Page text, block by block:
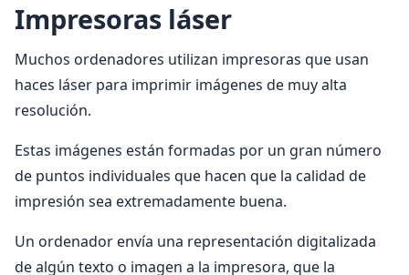
Impresoras láser
Muchos ordenadores utilizan impresoras que usan
haces láser para imprimir imágenes de muy alta
resolución.
Estas imágenes están formadas por un gran número
de puntos individuales que hacen que la calidad de
impresión sea extremadamente buena.
Un ordenador envía una representación digitalizada
de algún texto o imagen a la impresora, que la